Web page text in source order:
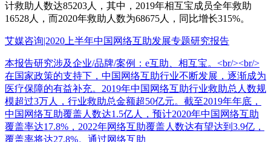
计救助人数达85203人，其中，2019年相互宝成员全年救助
16528人，而2020年救助人数为68675人，同比增长315%。
艾媒咨询|2020上半年中国网络互助发展专题研究报告
本报告研究涉及企业/品牌/案例：e互助、相互宝。<br/><br/>
在国家政策的支持下，中国网络互助行业不断发展，逐渐成为
医疗保障的有益补充。2019年中国网络互助行业救助总人数规
模超过3万人，行业救助总金额超50亿元。截至2019年年底，
中国网络互助覆盖人数达1.5亿人，预计2020年中国网络互助
覆盖率达17.8%，2022年网络互助覆盖人数达有望达到3.9亿，
覆盖率将达27.8%。通过网络互助